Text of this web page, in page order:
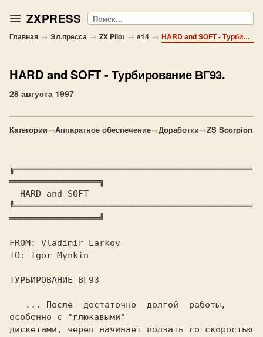
ZXPRESS Поиск
Главная → Эл.пресса → ZX Pilot → #14 → HARD and SOFT - Турбирование ВГ93.
HARD and SOFT - Турбирование ВГ93.
28 августа 1997
Категории→Аппаратное обеспечение→Доработки→ZS Scorpion
╔═════════════════════════════════════════════
═════════════════╗
╚═════════════════════════════════════════════
═════════════════╝
FROM: Vladimir Larkov
TO: Igor Mynkin
ТУРБИРОВАНИЕ ВГ93
особенно с "глюкавыми"
дискетами, череп начинает ползать со скоростью